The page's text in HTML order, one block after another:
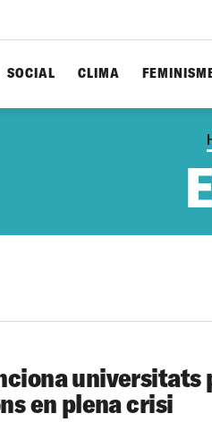
SOCIAL CLIMA
universitats
en plena crisi